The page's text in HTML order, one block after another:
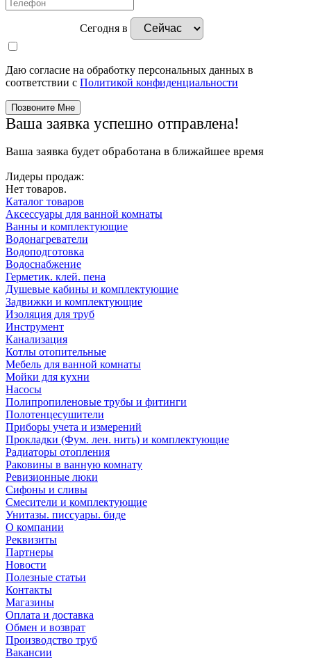
Сегодня в
Даю согласие на обработку персональных данных в
соответствии с Политикой конфиденциальности
Ваша заявка успешно отправлена!
Ваша заявка будет обработана в ближайшее время
Лидеры продаж:
Нет товаров.
Каталог товаров
Аксессуары для ванной комнаты
Ванны и комплектующие
Водонагреватели
Водоподготовка
Водоснабжение
Герметик. клей. пена
Душевые кабины и комплектующие
Задвижки и комплектующие
Изоляция для труб
Инструмент
Канализация
Котлы отопительные
Мебель для ванной комнаты
Мойки для кухни
Насосы
Полипропиленовые трубы и фитинги
Полотенцесушители
Приборы учета и измерений
Прокладки (Фум. лен. нить) и комплектующие
Радиаторы отопления
Раковины в ванную комнату
Ревизионные люки
Сифоны и сливы
Смесители и комплектующие
Унитазы. писсуары. биде
О компании
Реквизиты
Партнеры
Новости
Полезные статьи
Контакты
Магазины
Оплата и доставка
Обмен и возврат
Производство труб
Вакансии